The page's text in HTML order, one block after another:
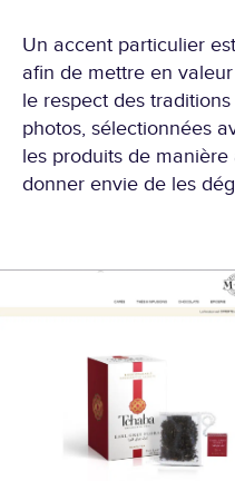
Un accent particulier
afin de mettre en
le respect des
photos, sélectionnées
les produits de
donner envie de les